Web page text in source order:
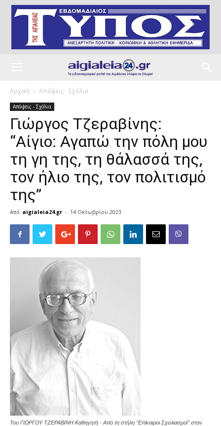
Αρχική Απόψεις - Σχόλια
Απόψεις - Σχόλια
Γιώργος Τζεραβίνης:
“Αίγιο: Αγαπώ την πόλη μου
τη γη της, τη θάλασσά της,
τον ήλιο της, τον πολιτισμό
της”
Από aigialeia24.gr - 14 Οκτωβρίου 2023
Toυ ΓΙΩΡΓΟΥ ΤΖΕΡΑΒΙΝΗ Καθηγητή - Από τη στήλη "Επίκαιροι Σχολιασμοί" στον